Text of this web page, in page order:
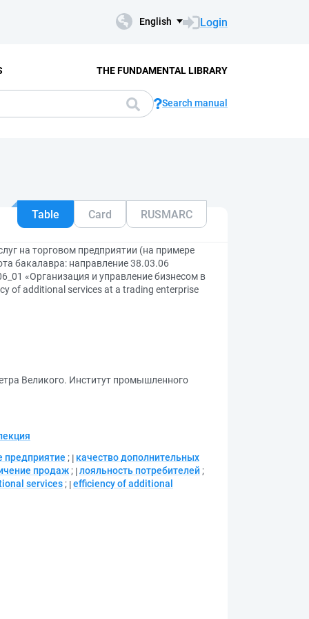
English Login
THE FUNDAMENTAL LIBRARY
Search manual
Table Card RUSMARC
на торговом предприятии (на примере
бакалавра: направление 38.03.06
«Организация и управление бизнесом в
of additional services at a trading enterprise
Великого. Институт промышленного
предприятие ;
качество дополнительных
продаж ; лояльность потребителей ;
services ; efficiency of additional